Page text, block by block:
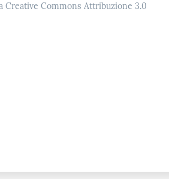
Creative Commons Attribuzione 3.0